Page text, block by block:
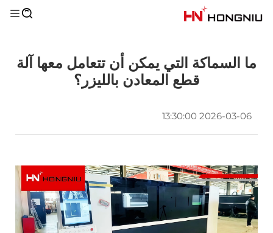
ما السماكة التي يمكن أن تتعامل معها آلة
قطع المعادن بالليزر؟
2026-03-06 13:30:00